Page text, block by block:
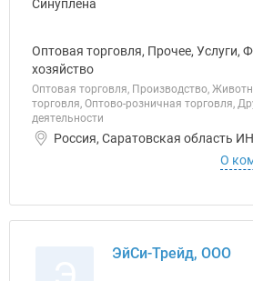
Оптовая торговля, Прочее, Услуги,
хозяйство
Оптовая торговля, Производство,
торговля, Оптово-розничная торговля,
деятельности
Россия, Саратовская область
О
ЭйСи-Трейд, ООО